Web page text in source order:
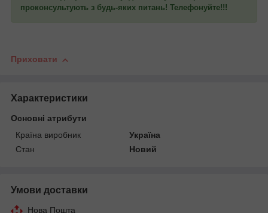
проконсультують з будь-яких питань! Телефонуйте!!!
Приховати
Характеристики
Основні атрибути
Країна виробник
Україна
Стан
Новий
Умови доставки
Нова Пошта